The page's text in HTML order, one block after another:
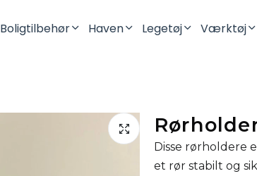
Boligtilbehør Haven Legetøj
Drager
Fidget Legetøj
Værktøj
Disse rørholdere
et rør stabilt og